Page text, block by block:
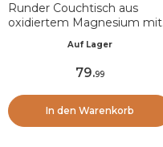
Runder Couchtisch aus
oxidiertem Magnesium mit
Prisma Travertin-Optik
Auf Lager
79.99
In den Warenkorb